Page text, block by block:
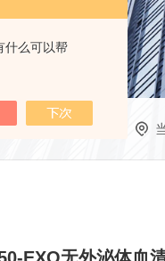
什么可以帮